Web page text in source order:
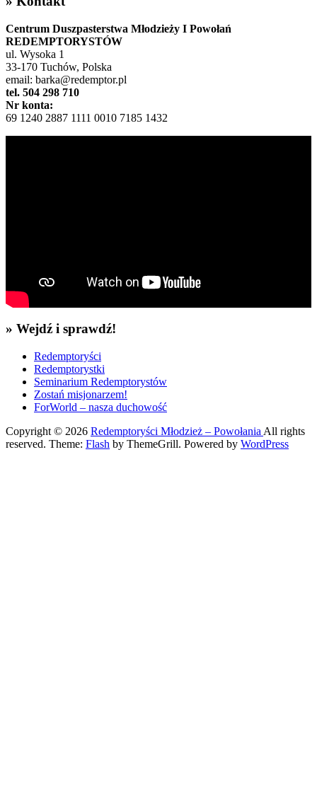
Centrum Duszpasterstwa Młodzieży I Powołań
REDEMPTORYSTÓW
ul. Wysoka 1
33-170 Tuchów, Polska
email: barka@redemptor.pl
tel. 504 298 710
Nr konta:
69 1240 2887 1111 0010 7185 1432
» Wejdź i sprawdź!
Redemptoryści
Redemptorystki
Seminarium Redemptorystów
Zostań misjonarzem!
ForWorld – nasza duchowość
Copyright © 2026 Redemptoryści Młodzież – Powołania All rights
reserved. Theme: Flash by ThemeGrill. Powered by WordPress